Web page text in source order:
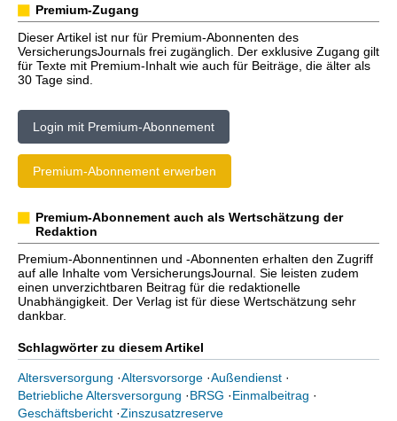
Premium-Zugang
Dieser Artikel ist nur für Premium-Abonnenten des
VersicherungsJournals frei zugänglich. Der exklusive Zugang gilt
für Texte mit Premium-Inhalt wie auch für Beiträge, die älter als
30 Tage sind.
Login mit Premium-Abonnement
Premium-Abonnement erwerben
Premium-Abonnement auch als Wertschätzung der
Redaktion
Premium-Abonnentinnen und -Abonnenten erhalten den Zugriff
auf alle Inhalte vom VersicherungsJournal. Sie leisten zudem
einen unverzichtbaren Beitrag für die redaktionelle
Unabhängigkeit. Der Verlag ist für diese Wertschätzung sehr
dankbar.
Schlagwörter zu diesem Artikel
Altersversorgung ·Altersvorsorge ·Außendienst ·
Betriebliche Altersversorgung ·BRSG ·Einmalbeitrag ·
Geschäftsbericht ·Zinszusatzreserve